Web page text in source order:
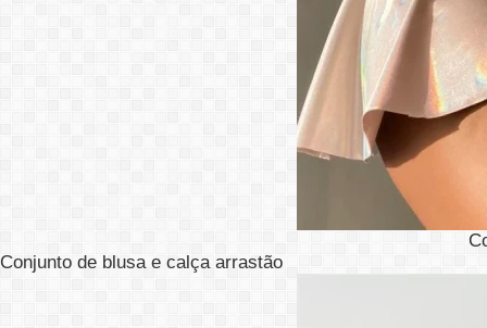
Conjunto de blusa e calça arrastão